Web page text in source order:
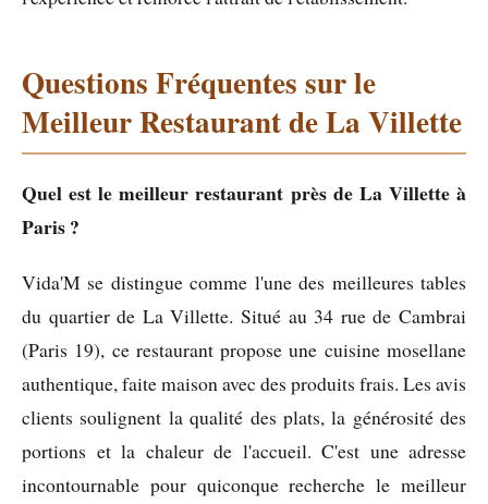
Questions Fréquentes sur le
Meilleur Restaurant de La Villette
Quel est le meilleur restaurant près de La Villette à
Paris ?
Vida'M se distingue comme l'une des meilleures tables
du quartier de La Villette. Situé au 34 rue de Cambrai
(Paris 19), ce restaurant propose une cuisine mosellane
authentique, faite maison avec des produits frais. Les avis
clients soulignent la qualité des plats, la générosité des
portions et la chaleur de l'accueil. C'est une adresse
incontournable pour quiconque recherche le meilleur